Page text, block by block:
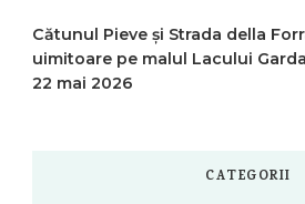
Cătunul Pieve și Strada della
uimitoare pe malul Lacului Garda
22 mai 2026
CATEGORII